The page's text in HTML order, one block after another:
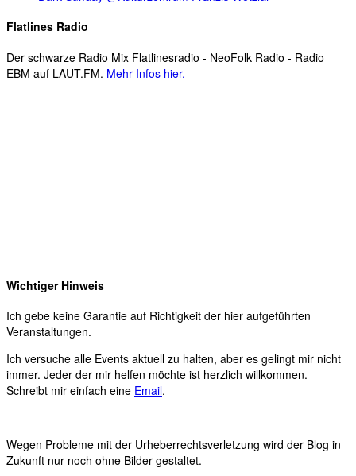
Flatlines Radio
Der schwarze Radio Mix Flatlinesradio - NeoFolk Radio - Radio
EBM auf LAUT.FM. Mehr Infos hier.
Wichtiger Hinweis
Ich gebe keine Garantie auf Richtigkeit der hier aufgeführten
Veranstaltungen.
Ich versuche alle Events aktuell zu halten, aber es gelingt mir nicht
immer. Jeder der mir helfen möchte ist herzlich willkommen.
Schreibt mir einfach eine Email.
Wegen Probleme mit der Urheberrechtsverletzung wird der Blog in
Zukunft nur noch ohne Bilder gestaltet.